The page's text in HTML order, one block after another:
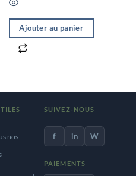
Ajouter au panier
nos
SUIVEZ-NOUS
f in W
PAIEMENTS